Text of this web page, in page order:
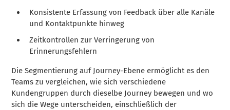
Konsistente Erfassung von Feedback über alle Kanäle
und Kontaktpunkte hinweg
Zeitkontrollen zur Verringerung von
Erinnerungsfehlern
Die Segmentierung auf Journey-Ebene ermöglicht es den
Teams zu vergleichen, wie sich verschiedene
Kundengruppen durch dieselbe Journey bewegen und wo
sich die Wege unterscheiden, einschließlich der